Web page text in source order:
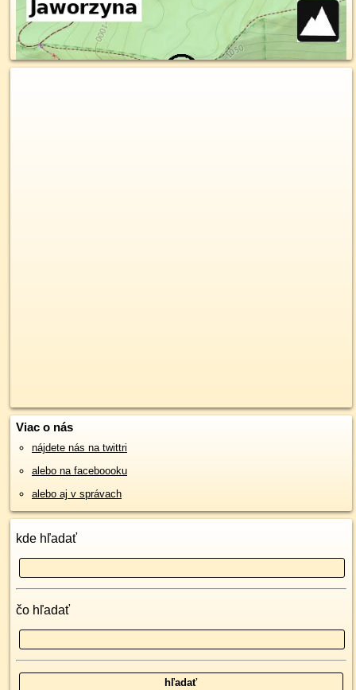
Viac o nás
nájdete nás na twittri
alebo na faceboooku
alebo aj v správach
kde hľadať
čo hľadať